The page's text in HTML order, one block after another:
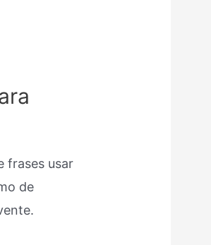
frases usar
de